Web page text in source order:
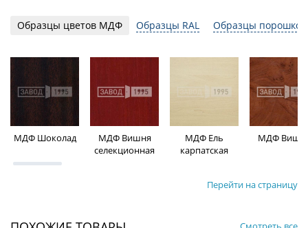
Образцы цветов МДФ Образцы RAL Образцы
МДФ Шоколад
МДФ Вишня
селекционная
МДФ Ель
карпатская
МДФ
Перейти на страницу